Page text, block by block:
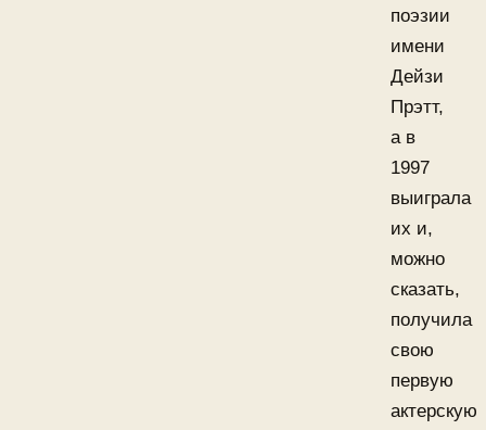
поэзии
имени
Дейзи
Прэтт,
а в
1997
выиграла
их и,
можно
сказать,
получила
свою
первую
актерскую